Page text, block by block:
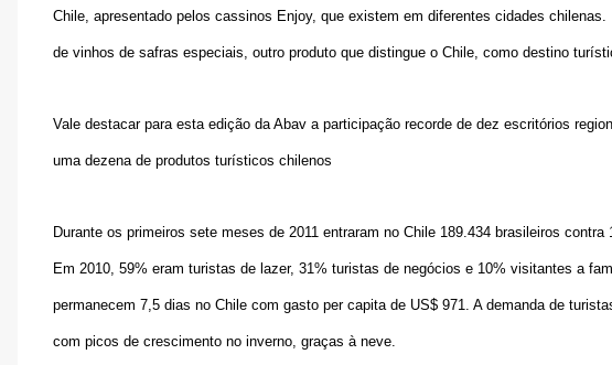
Chile, apresentado pelos cassinos Enjoy, que existem em diferentes cidades
de vinhos de safras especiais, outro produto que distingue o Chile, como destino
Vale destacar para esta edição da Abav a participação recorde de dez escritórios
uma dezena de produtos turísticos chilenos
Durante os primeiros sete meses de 2011 entraram no Chile 189.434 brasileiros
Em 2010, 59% eram turistas de lazer, 31% turistas de negócios e 10% visitantes a
permanecem 7,5 dias no Chile com gasto per capita de US$ 971. A demanda de
com picos de crescimento no inverno, graças à neve.